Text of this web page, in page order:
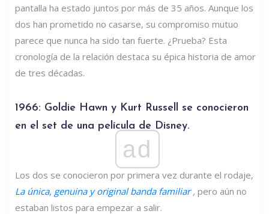
pantalla ha estado juntos por más de 35 años. Aunque los
dos han prometido no casarse, su compromiso mutuo
parece que nunca ha sido tan fuerte. ¿Prueba? Esta
cronología de la relación destaca su épica historia de amor
de tres décadas.
1966: Goldie Hawn y Kurt Russell se conocieron
en el set de una película de Disney.
ad
Los dos se conocieron por primera vez durante el rodaje,
La única, genuina y original banda familiar, pero aún no
estaban listos para empezar a salir.